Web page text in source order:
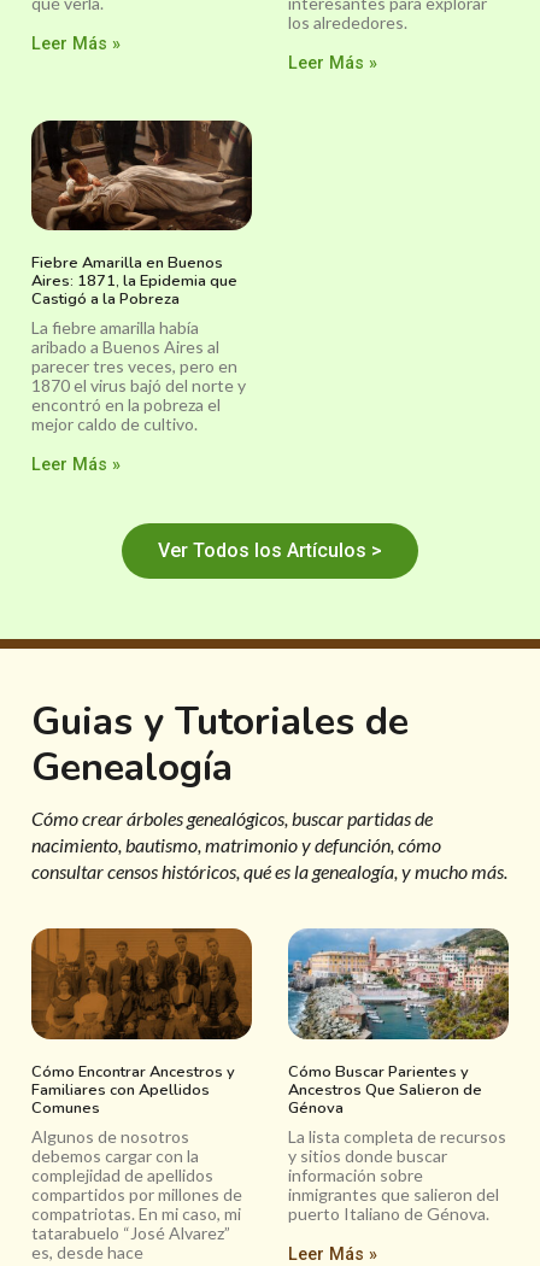
Leer Más »
los alrededores.
Leer Más »
Fiebre Amarilla en Buenos
Aires: 1871, la Epidemia que
Castigó a la Pobreza
La fiebre amarilla había
aribado a Buenos Aires al
parecer tres veces, pero en
1870 el virus bajó del norte y
encontró en la pobreza el
mejor caldo de cultivo.
Leer Más »
Ver Todos los Artículos >
Guias y Tutoriales de
Genealogía
Cómo crear árboles genealógicos, buscar partidas de
nacimiento, bautismo, matrimonio y defunción, cómo
consultar censos históricos, qué es la genealogía, y mucho más.
Cómo Encontrar Ancestros y
Familiares con Apellidos
Comunes
Algunos de nosotros
debemos cargar con la
complejidad de apellidos
compartidos por millones de
compatriotas. En mi caso, mi
tatarabuelo “José Alvarez”
es, desde hace
Cómo Buscar Parientes y
Ancestros Que Salieron de
Génova
La lista completa de recursos
y sitios donde buscar
información sobre
inmigrantes que salieron del
puerto Italiano de Génova.
Leer Más »